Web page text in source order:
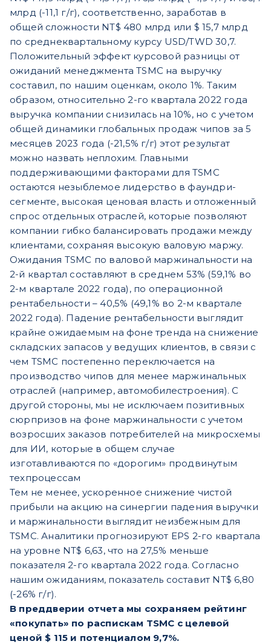
млрд (-11,1 г/г), соответственно, заработав в
общей сложности NT$ 480 млрд или $ 15,7 млрд
по среднеквартальному курсу USD/TWD 30,7.
Положительный эффект курсовой разницы от
ожиданий менеджмента TSMC на выручку
составил, по нашим оценкам, около 1%. Таким
образом, относительно 2-го квартала 2022 года
выручка компании снизилась на 10%, но с учетом
общей динамики глобальных продаж чипов за 5
месяцев 2023 года (-21,5% г/г) этот результат
можно назвать неплохим. Главными
поддерживающими факторами для TSMC
остаются незыблемое лидерство в фаундри-
сегменте, высокая ценовая власть и отложенный
спрос отдельных отраслей, которые позволяют
компании гибко балансировать продажи между
клиентами, сохраняя высокую валовую маржу.
Ожидания TSMC по валовой маржинальности на
2-й квартал составляют в среднем 53% (59,1% во
2-м квартале 2022 года), по операционной
рентабельности – 40,5% (49,1% во 2-м квартале
2022 года). Падение рентабельности выглядит
крайне ожидаемым на фоне тренда на снижение
складских запасов у ведущих клиентов, в связи с
чем TSMC постепенно переключается на
производство чипов для менее маржинальных
отраслей (например, автомобилестроения). С
другой стороны, мы не исключаем позитивных
сюрпризов на фоне маржинальности с учетом
возросших заказов потребителей на микросхемы
для ИИ, которые в общем случае
изготавливаются по «дорогим» продвинутым
техпроцессам
Тем не менее, ускоренное снижение чистой
прибыли на акцию на синергии падения выручки
и маржинальности выглядит неизбежным для
TSMC. Аналитики прогнозируют EPS 2-го квартала
на уровне NT$ 6,63, что на 27,5% меньше
показателя 2-го квартала 2022 года. Согласно
нашим ожиданиям, показатель составит NT$ 6,80
(-26% г/г).
В преддверии отчета мы сохраняем рейтинг
«покупать» по распискам TSMC с целевой
ценой $ 115 и потенциалом 9,7%.